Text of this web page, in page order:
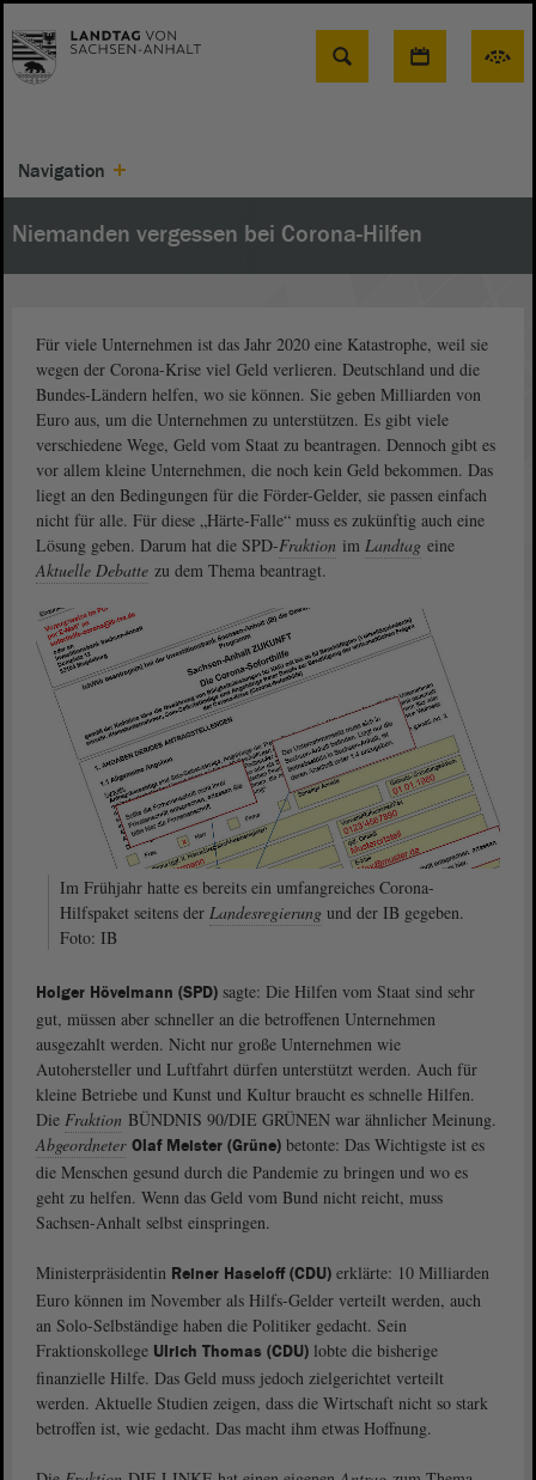
Suche
Navigation
Niemanden vergessen bei Corona-Hilfen
Für viele Unternehmen ist das Jahr 2020 eine Katastrophe, weil sie
wegen der Corona-Krise viel Geld verlieren. Deutschland und die
Bundes-Ländern helfen, wo sie können. Sie geben Milliarden von
Euro aus, um die Unternehmen zu unterstützen. Es gibt viele
verschiedene Wege, Geld vom Staat zu beantragen. Dennoch gibt es
vor allem kleine Unternehmen, die noch kein Geld bekommen. Das
liegt an den Bedingungen für die Förder-Gelder, sie passen einfach
nicht für alle. Für diese „Härte-Falle“ muss es zukünftig auch eine
Lösung geben. Darum hat die SPD-Fraktion im Landtag eine
Aktuelle Debatte zu dem Thema beantragt.
Im Frühjahr hatte es bereits ein umfangreiches Corona-
Hilfspaket seitens der Landesregierung und der IB gegeben.
Foto: IB
Holger Hövelmann (SPD) sagte: Die Hilfen vom Staat sind sehr
gut, müssen aber schneller an die betroffenen Unternehmen
ausgezahlt werden. Nicht nur große Unternehmen wie
Autohersteller und Luftfahrt dürfen unterstützt werden. Auch für
kleine Betriebe und Kunst und Kultur braucht es schnelle Hilfen.
Die Fraktion BÜNDNIS 90/DIE GRÜNEN war ähnlicher Meinung.
Abgeordneter Olaf Meister (Grüne) betonte: Das Wichtigste ist es
die Menschen gesund durch die Pandemie zu bringen und wo es
geht zu helfen. Wenn das Geld vom Bund nicht reicht, muss
Sachsen-Anhalt selbst einspringen.
Ministerpräsidentin Reiner Haseloff (CDU) erklärte: 10 Milliarden
Euro können im November als Hilfs-Gelder verteilt werden, auch
an Solo-Selbständige haben die Politiker gedacht. Sein
Fraktionskollege Ulrich Thomas (CDU) lobte die bisherige
finanzielle Hilfe. Das Geld muss jedoch zielgerichtet verteilt
werden. Aktuelle Studien zeigen, dass die Wirtschaft nicht so stark
betroffen ist, wie gedacht. Das macht ihm etwas Hoffnung.